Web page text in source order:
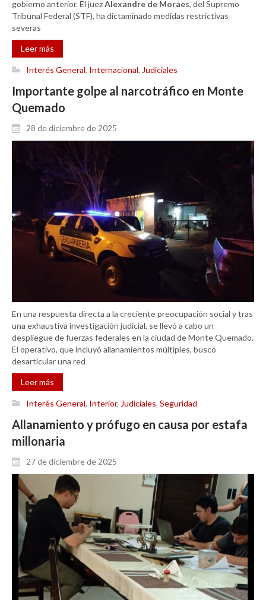
gobierno anterior. El juezAlexandre de Moraes, del Supremo
Tribunal Federal (STF), ha dictaminado medidas restrictivas
severas
Leer más
Interés General, Internacional, Judiciales
Importante golpe al narcotráfico en Monte
Quemado
28 de diciembre de 2025
En una respuesta directa a la creciente preocupación social y tras
una exhaustiva investigación judicial, se llevó a cabo un
despliegue de fuerzas federales en la ciudad de Monte Quemado.
El operativo, que incluyó allanamientos múltiples, buscó
desarticular una red
Leer más
Interés General, Interior, Judiciales, Seguridad
Allanamiento y prófugo en causa por estafa
millonaria
27 de diciembre de 2025